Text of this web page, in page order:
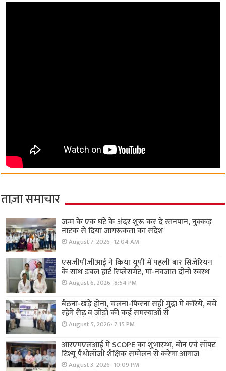
ताज़ा समाचार
जन्म के एक घंटे के अंदर शुरू कर दें स्तनपान, नुक्कड़
नाटक से दिया जागरूकता का संदेश
August 7, 2026- 12:04 AM
एसजीपीजीआई ने किया यूपी में पहली बार सिजेरियन
के साथ डबल हार्ट रिप्लेसमेंट, मां-नवजात दोनों स्वस्थ
August 6, 2026- 8:54 PM
बैठना-खड़े होना, चलना-फिरना सही मुद्रा में करिये, बचे
रहेंगे रीढ़ व जोड़ों की कई समस्याओं से
August 5, 2026- 7:15 PM
आरएमएलआई में SCOPE का शुभारम्भ, बोन एवं सॉफ्ट
टिश्यू पैथोलॉजी शैक्षिक सम्मेलन से करेगा आगाज
August 3, 2026- 10:09 PM